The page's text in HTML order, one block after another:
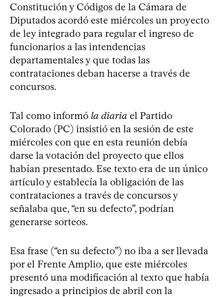
Constitución y Códigos de la Cámara de
Diputados acordó este miércoles un proyecto
de ley integrado para regular el ingreso de
funcionarios a las intendencias
departamentales y que todas las
contrataciones deban hacerse a través de
concursos.
Tal como informó la diaria el Partido
Colorado (PC) insistió en la sesión de este
miércoles con que en esta reunión debía
darse la votación del proyecto que ellos
habían presentado. Ese texto era de un único
artículo y establecía la obligación de las
contrataciones a través de concursos y
señalaba que, “en su defecto”, podrían
generarse sorteos.
Esa frase (“en su defecto”) no iba a ser llevada
por el Frente Amplio, que este miércoles
presentó una modificación al texto que había
ingresado a principios de abril con la